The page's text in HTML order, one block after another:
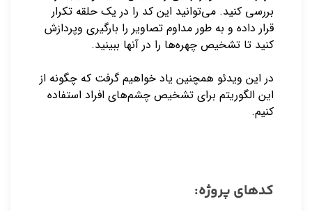
بررسی کنید. می‌توانید این کد را در یک حلقه تکرار
قرار داده و به طور مداوم تصاویر را بارگیری وپردازش
کنید تا تشخیص چهره‌ها را در آنها ببینید.
در این ویدئو همچنین یاد خواهیم گرفت که چگونه از
این الگوریتم برای تشخیص چشم‌های افراد استفاده
کنیم.
کدهای پروژه: